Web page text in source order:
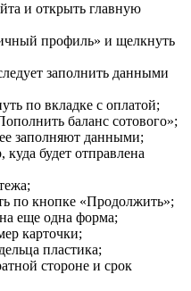
и открыть главную
профиль» и щелкнуть
заполнить данными
по вкладке с оплатой;
баланс сотового»;
заполняют данными;
будет отправлена
по кнопке «Продолжить»;
еще одна форма;
карточки;
пластика;
стороне и срок